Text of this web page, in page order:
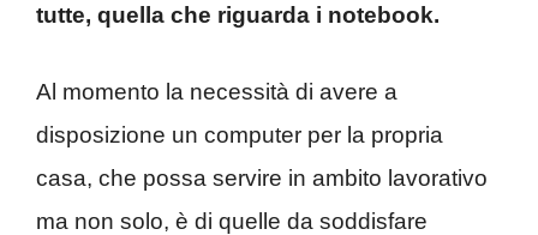
tutte, quella che riguarda i notebook.
Al momento la necessità di avere a
disposizione un computer per la propria
casa, che possa servire in ambito lavorativo
ma non solo, è di quelle da soddisfare